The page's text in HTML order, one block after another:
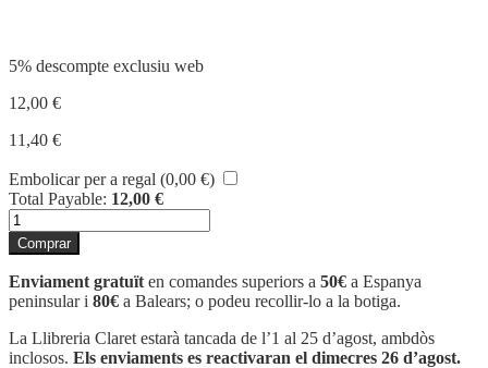
5% descompte exclusiu web
12,00 €
11,40 €
Embolicar per a regal (0,00 €)
Total Payable: 12,00 €
quantitat
de
LA
PRINCESA
DEL
CUL
FLAMEJANT
Comprar
Enviament gratuït en comandes superiors a 50€ a Espanya
peninsular i 80€ a Balears; o podeu recollir-lo a la botiga.
La Llibreria Claret estarà tancada de l’1 al 25 d’agost, ambdòs
inclosos. Els enviaments es reactivaran el dimecres 26 d’agost.